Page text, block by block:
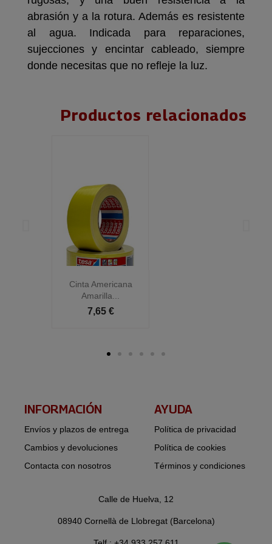
abrasión y a la rotura. Además es resistente
al agua. Indicada para reparaciones,
sujecciones y encintar cableado, siempre
donde necesitas que no refleje la luz.
Productos relacionados
Cinta Americana
Amarilla...
7,65 €
INFORMACIÓN​
Envíos y plazos de entrega
Cambios y devoluciones
Contacta con nosotros
AYUDA
Política de privacidad
Política de cookies
Términos y condiciones
Calle de Huelva, 12
08940 Cornellà de Llobregat (Barcelona)